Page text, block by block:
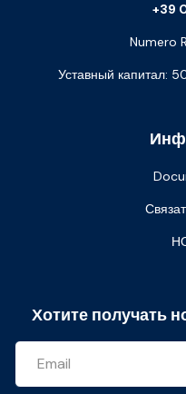
+39
Numero
Уставный капитал:
Хотите получать